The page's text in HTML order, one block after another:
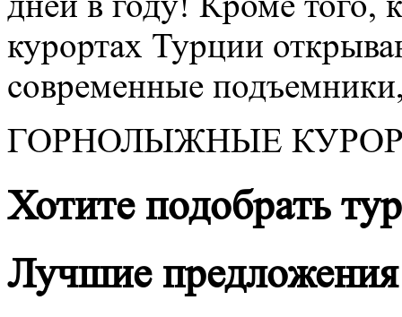
курортах Турции
современные
ГОРНОЛЫЖНЫЕ
Хотите подобрать
Лучшие